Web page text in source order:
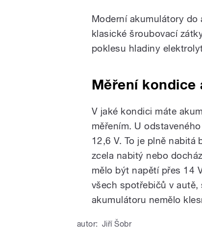
Moderní akumulátory do
klasické šroubovací
poklesu hladiny
Měření kondice
V jaké kondici máte
měřením. U
12,6 V. To je plně
zcela nabitý nebo
mělo být napětí přes 14
všech spotřebičů v autě,
akumulátoru nemělo
autor: Jiří Šobr